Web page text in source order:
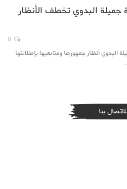
جميلة البدوي تخطف الأنظار
أنظار جمهورها ومتابعيها بإطلالتها
بنا